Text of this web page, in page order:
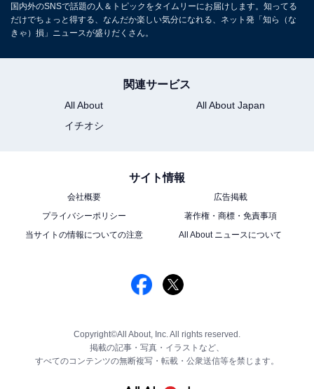
国内外のSNSで話題の人＆トピックをタイムリーにお届けします。知ってる
だけでちょっと得する、なんだか楽しい気分になれる、ネット発「知ら（な
きゃ）損」ニュースが盛りだくさん。
関連サービス
All About
All About Japan
イチオシ
サイト情報
会社概要
広告掲載
プライバシーポリシー
著作権・商標・免責事項
当サイトの情報についての注意
All About ニュースについて
Copyright©All About, Inc. All rights reserved.
掲載の記事・写真・イラストなど、
すべてのコンテンツの無断複写・転載・公衆送信等を禁じます。